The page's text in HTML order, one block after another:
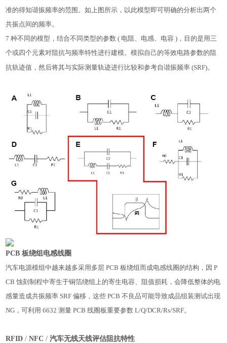
准的得知谐振频率的范围。如上图所示，以此模型即可明确的分析出两个
共振点间的频率。
7 种不同的模型，结合不同类型的参数 ( 电阻、电感、电容 )，目的是用三
个或四个元素对阻抗与频率特性进行建模。模拟自己的等效电路参数的阻
抗轨迹值，然后将其与实际测量轨迹进行比较和参考自谐振频率 (SRF)。
PCB 板绕组电感线圈
汽车电源模组中越来越多采用多层 PCB 板绕组而成电感线圈的结构，因 P
CB 蚀刻制程中寄生于铜箔绕组上的寄生电容、阻值损耗，会降低整体的电
感量造成共振频率 SRF 偏移，这些 PCB 不良品可能导致成品组装测试出现
NG，可利用 6632 测量 PCB 线圈板重要参数 L/Q/DCR/Rs/SRF。
RFID/NFC/汽车无线天线评估阻抗特性